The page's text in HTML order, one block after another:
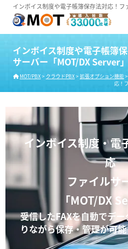
インボイス制度や電子帳簿保存法対応！フ
インボイス制度や電子帳簿
サーバー「MOT/DX Server」
MOT/PBX> クラウドPBX> 拡張オプション機能>
応！
インボイス制度・電
応
ファイルサ
「MOT/DX
受信したFAXを自動でデ
りながら保存・管理が可能